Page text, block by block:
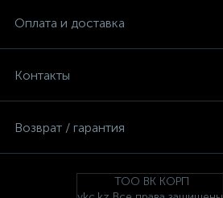
Оплата и доставка
Контакты
Возврат / гарантия
ТОО ВК КОРП